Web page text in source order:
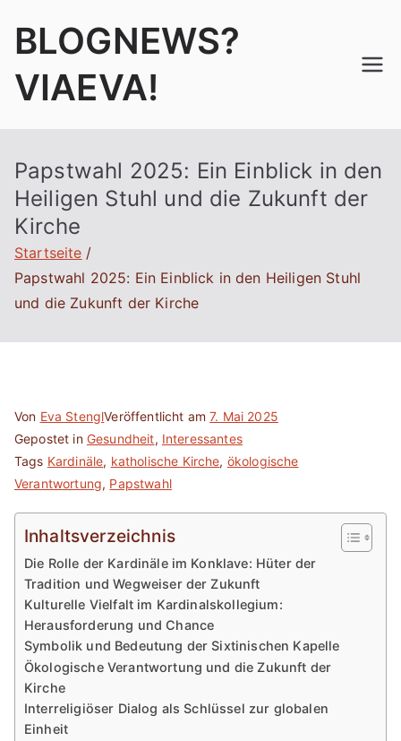
InhaltBLOGNEWS?
VIAEVA!
Papstwahl 2025: Ein Einblick in den
Heiligen Stuhl und die Zukunft der
Kirche
Startseite
Papstwahl 2025: Ein Einblick in den Heiligen Stuhl
und die Zukunft der Kirche
Von Eva StenglVeröffentlicht am7. Mai 2025
Gepostet in Gesundheit, Interessantes
Tags Kardinäle, katholische Kirche, ökologische
Verantwortung, Papstwahl
Inhaltsverzeichnis
Die Rolle der Kardinäle im Konklave: Hüter der
Tradition und Wegweiser der Zukunft
Kulturelle Vielfalt im Kardinalskollegium:
Herausforderung und Chance
Symbolik und Bedeutung der Sixtinischen Kapelle
Ökologische Verantwortung und die Zukunft der
Kirche
Interreligiöser Dialog als Schlüssel zur globalen
Einheit